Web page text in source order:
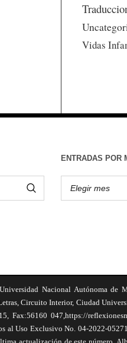
Vidas
ENTRADAS POR
Nacional Autónoma de
Circuito Interior, Ciudad
047,https://
al Uso Exclusivo No. 04-2022-